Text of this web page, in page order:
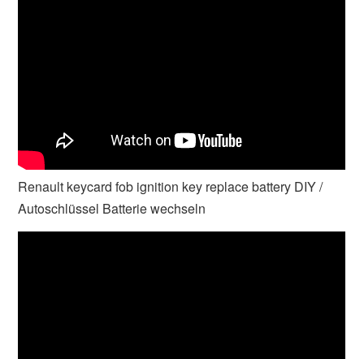
Renault keycard fob ignition key replace battery DIY /
Autoschlüssel Batterie wechseln